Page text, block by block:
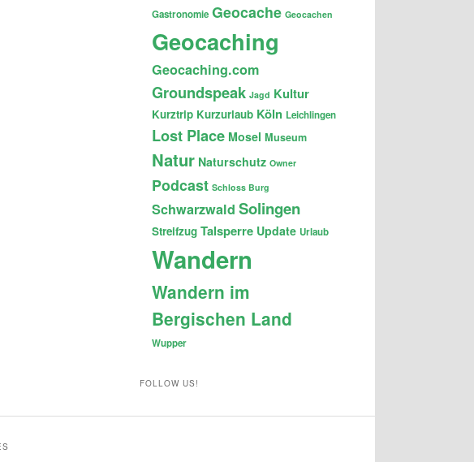
Gastronomie Geocache Geocachen
Geocaching
Geocaching.com
Groundspeak Jagd Kultur
Kurztrip Kurzurlaub Köln Leichlingen
Lost Place Mosel Museum
Natur Naturschutz Owner
Podcast Schloss Burg
Schwarzwald Solingen
Streifzug Talsperre Update Urlaub
Wandern
Wandern im
Bergischen Land
Wupper
FOLLOW US!